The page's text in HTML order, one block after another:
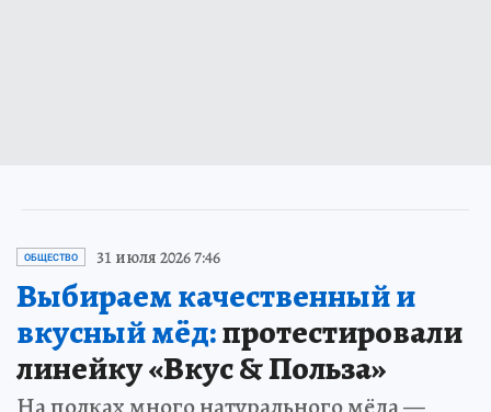
ОБЩЕСТВО 31 июля 2026 7:46
Выбираем качественный и
вкусный мёд:протестировали
линейку «Вкус & Польза»